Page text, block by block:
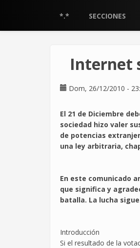
*.* SECCIONES
Internet
Dom, 26/12/2010 -
El 21 de Diciembre
sociedad hizo valer
de potencias
una ley arbitraria,
En este comunicado
que significa y
batalla. La lucha
Introducción
Si el resultado de la